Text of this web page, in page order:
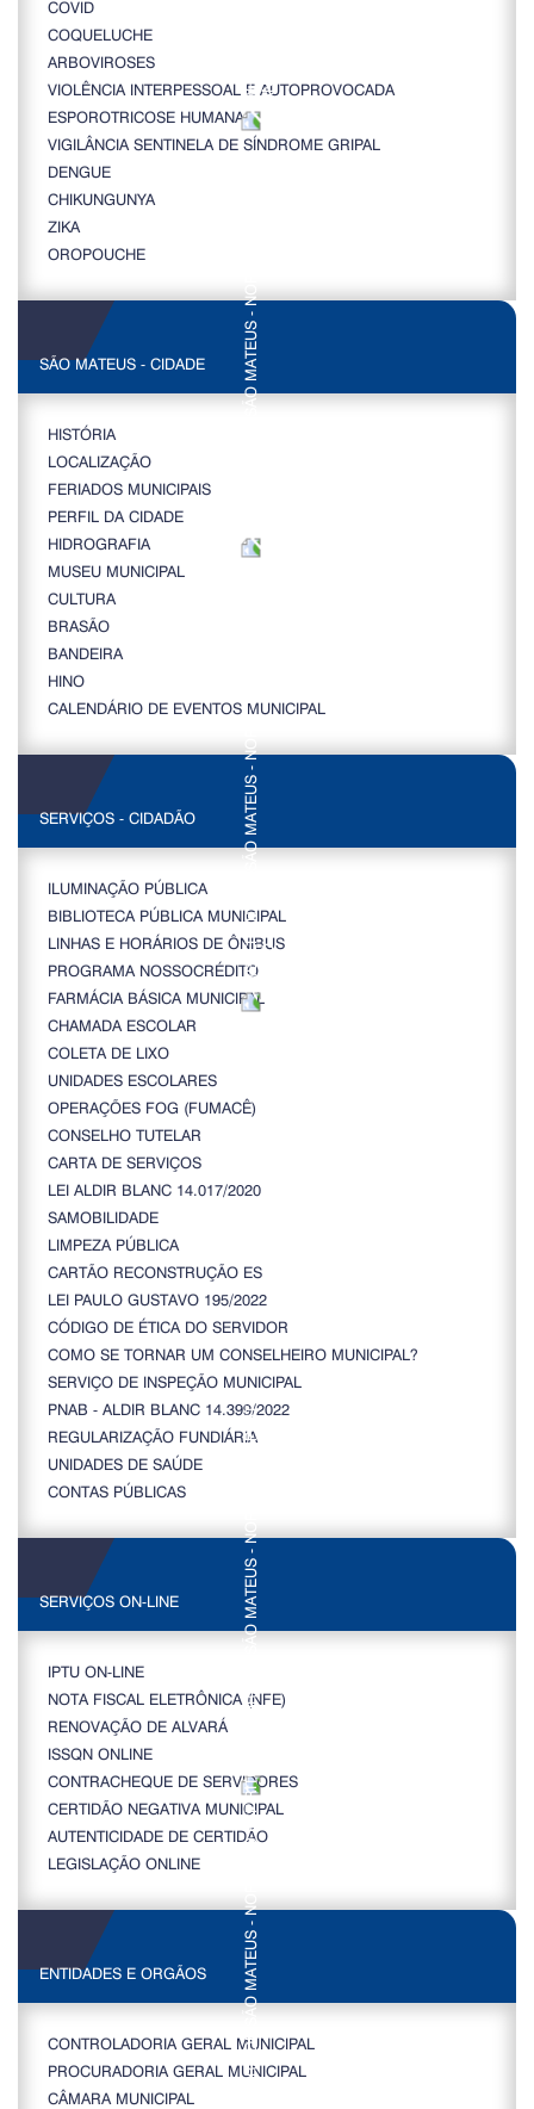
COVID
COQUELUCHE
ARBOVIROSES
VIOLÊNCIA INTERPESSOAL E AUTOPROVOCADA
ESPOROTRICOSE HUMANA
VIGILÂNCIA SENTINELA DE SÍNDROME GRIPAL
DENGUE
CHIKUNGUNYA
ZIKA
OROPOUCHE
SÃO MATEUS - CIDADE
HISTÓRIA
LOCALIZAÇÃO
FERIADOS MUNICIPAIS
PERFIL DA CIDADE
HIDROGRAFIA
MUSEU MUNICIPAL
CULTURA
BRASÃO
BANDEIRA
HINO
CALENDÁRIO DE EVENTOS MUNICIPAL
SERVIÇOS - CIDADÃO
ILUMINAÇÃO PÚBLICA
BIBLIOTECA PÚBLICA MUNICIPAL
LINHAS E HORÁRIOS DE ÔNIBUS
PROGRAMA NOSSOCRÉDITO
FARMÁCIA BÁSICA MUNICIPAL
CHAMADA ESCOLAR
COLETA DE LIXO
UNIDADES ESCOLARES
OPERAÇÕES FOG (FUMACÊ)
CONSELHO TUTELAR
CARTA DE SERVIÇOS
LEI ALDIR BLANC 14.017/2020
SAMOBILIDADE
LIMPEZA PÚBLICA
CARTÃO RECONSTRUÇÃO ES
LEI PAULO GUSTAVO 195/2022
CÓDIGO DE ÉTICA DO SERVIDOR
COMO SE TORNAR UM CONSELHEIRO MUNICIPAL?
SERVIÇO DE INSPEÇÃO MUNICIPAL
PNAB - ALDIR BLANC 14.399/2022
REGULARIZAÇÃO FUNDIÁRIA
UNIDADES DE SAÚDE
CONTAS PÚBLICAS
SERVIÇOS ON-LINE
IPTU ON-LINE
NOTA FISCAL ELETRÔNICA (NFE)
RENOVAÇÃO DE ALVARÁ
ISSQN ONLINE
CONTRACHEQUE DE SERVIDORES
CERTIDÃO NEGATIVA MUNICIPAL
AUTENTICIDADE DE CERTIDÃO
LEGISLAÇÃO ONLINE
ENTIDADES E ORGÃOS
CONTROLADORIA GERAL MUNICIPAL
PROCURADORIA GERAL MUNICIPAL
CÂMARA MUNICIPAL